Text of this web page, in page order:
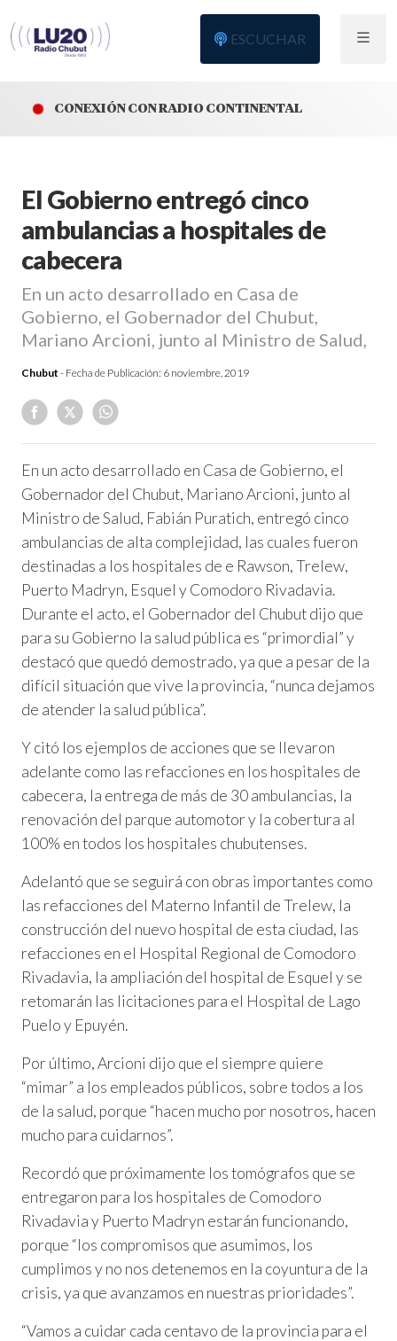
ESCUCHAR
CONEXIÓN CON RADIO CONTINENTAL
El Gobierno entregó cinco
ambulancias a hospitales de
cabecera
En un acto desarrollado en Casa de
Gobierno, el Gobernador del Chubut,
Mariano Arcioni, junto al Ministro de Salud,
Chubut - Fecha de Publicación: 6 noviembre, 2019
En un acto desarrollado en Casa de Gobierno, el
Gobernador del Chubut, Mariano Arcioni, junto al
Ministro de Salud, Fabián Puratich, entregó cinco
ambulancias de alta complejidad, las cuales fueron
destinadas a los hospitales de e Rawson, Trelew,
Puerto Madryn, Esquel y Comodoro Rivadavia.
Durante el acto, el Gobernador del Chubut dijo que
para su Gobierno la salud pública es “primordial” y
destacó que quedó demostrado, ya que a pesar de la
difícil situación que vive la provincia, “nunca dejamos
de atender la salud pública”.
Y citó los ejemplos de acciones que se llevaron
adelante como las refacciones en los hospitales de
cabecera, la entrega de más de 30 ambulancias, la
renovación del parque automotor y la cobertura al
100% en todos los hospitales chubutenses.
Adelantó que se seguirá con obras importantes como
las refacciones del Materno Infantil de Trelew, la
construcción del nuevo hospital de esta ciudad, las
refacciones en el Hospital Regional de Comodoro
Rivadavia, la ampliación del hospital de Esquel y se
retomarán las licitaciones para el Hospital de Lago
Puelo y Epuyén.
Por último, Arcioni dijo que el siempre quiere
“mimar” a los empleados públicos, sobre todos a los
de la salud, porque “hacen mucho por nosotros, hacen
mucho para cuidarnos”.
Recordó que próximamente los tomógrafos que se
entregaron para los hospitales de Comodoro
Rivadavia y Puerto Madryn estarán funcionando,
porque “los compromisos que asumimos, los
cumplimos y no nos detenemos en la coyuntura de la
crisis, ya que avanzamos en nuestras prioridades”.
“Vamos a cuidar cada centavo de la provincia para el